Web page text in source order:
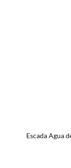
Escada Agua